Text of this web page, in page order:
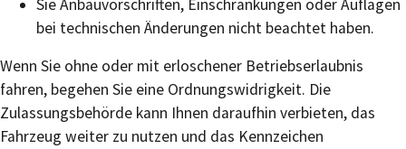
Sie Anbauvorschriften, Einschränkungen oder Auflagen
bei technischen Änderungen nicht beachtet haben.
Wenn Sie ohne oder mit erloschener Betriebserlaubnis
fahren, begehen Sie eine Ordnungswidrigkeit. Die
Zulassungsbehörde kann Ihnen daraufhin verbieten, das
Fahrzeug weiter zu nutzen und das Kennzeichen